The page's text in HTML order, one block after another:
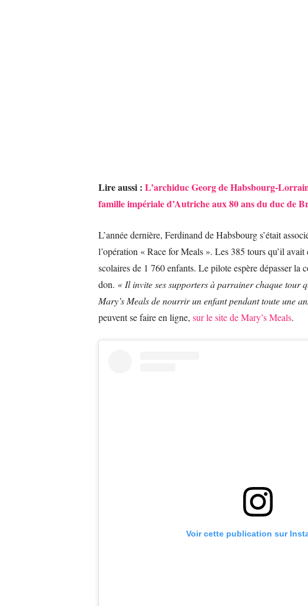
Lire aussi : L’archiduc Georg de Habsbourg-
famille impériale d’Autriche aux 80 ans du duc de
L’année dernière, Ferdinand de Habsbourg s’était
l’opération « Race for Meals ». Les 385 tours qu’il
scolaires de 1 760 enfants. Le pilote espère dépasser la
don. « Il invite ses supporters à parrainer chaque tour
Mary’s Meals de nourrir un enfant pendant toute une
peuvent se faire en ligne, sur le site de Mary’s Meals.
Voir cette publication sur